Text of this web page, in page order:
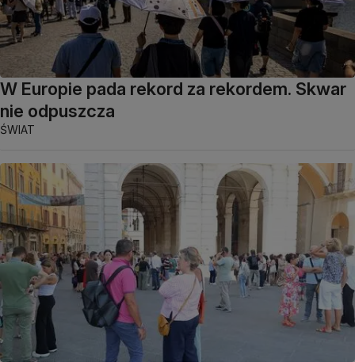
W Europie pada rekord za rekordem. Skwar
nie odpuszcza
ŚWIAT